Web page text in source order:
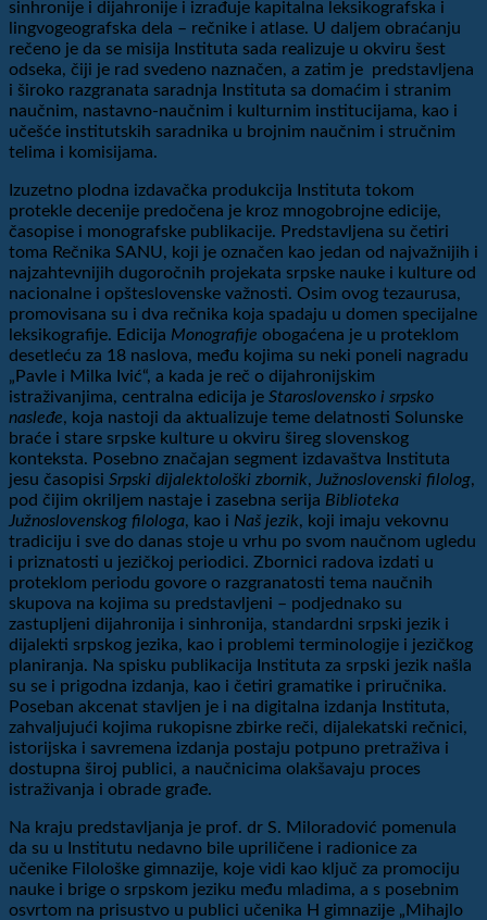
sinhronije i dijahronije i izrađuje kapitalna leksikografska i
lingvogeografska dela – rečnike i atlase. U daljem obraćanju
rečeno je da se misija Instituta sada realizuje u okviru šest
odseka, čiji je rad svedeno naznačen, a zatim je predstavljena
i široko razgranata saradnja Instituta sa domaćim i stranim
naučnim, nastavno-naučnim i kulturnim institucijama, kao i
učešće institutskih saradnika u brojnim naučnim i stručnim
telima i komisijama.
Izuzetno plodna izdavačka produkcija Instituta tokom
protekle decenije predočena je kroz mnogobrojne edicije,
časopise i monografske publikacije. Predstavljena su četiri
toma Rečnika SANU, koji je označen kao jedan od najvažnijih i
najzahtevnijih dugoročnih projekata srpske nauke i kulture od
nacionalne i opšteslovenske važnosti. Osim ovog tezaurusa,
promovisana su i dva rečnika koja spadaju u domen specijalne
leksikografije. Edicija Monografije obogaćena je u proteklom
desetleću za 18 naslova, među kojima su neki poneli nagradu
„Pavle i Milka Ivić“, a kada je reč o dijahronijskim
istraživanjima, centralna edicija je Staroslovensko i srpsko
nasleđe, koja nastoji da aktualizuje teme delatnosti Solunske
braće i stare srpske kulture u okviru šireg slovenskog
konteksta. Posebno značajan segment izdavaštva Instituta
jesu časopisi Srpski dijalektološki zbornik, Južnoslovenski filolog,
pod čijim okriljem nastaje i zasebna serija Biblioteka
Južnoslovenskog filologa, kao i Naš jezik, koji imaju vekovnu
tradiciju i sve do danas stoje u vrhu po svom naučnom ugledu
i priznatosti u jezičkoj periodici. Zbornici radova izdati u
proteklom periodu govore o razgranatosti tema naučnih
skupova na kojima su predstavljeni – podjednako su
zastupljeni dijahronija i sinhronija, standardni srpski jezik i
dijalekti srpskog jezika, kao i problemi terminologije i jezičkog
planiranja. Na spisku publikacija Instituta za srpski jezik našla
su se i prigodna izdanja, kao i četiri gramatike i priručnika.
Poseban akcenat stavljen je i na digitalna izdanja Instituta,
zahvaljujući kojima rukopisne zbirke reči, dijalekatski rečnici,
istorijska i savremena izdanja postaju potpuno pretraživa i
dostupna široj publici, a naučnicima olakšavaju proces
istraživanja i obrade građe.
Na kraju predstavljanja je prof. dr S. Miloradović pomenula
da su u Institutu nedavno bile upriličene i radionice za
učenike Filološke gimnazije, koje vidi kao ključ za promociju
nauke i brige o srpskom jeziku među mladima, a s posebnim
osvrtom na prisustvo u publici učenika H gimnazije „Mihajlo